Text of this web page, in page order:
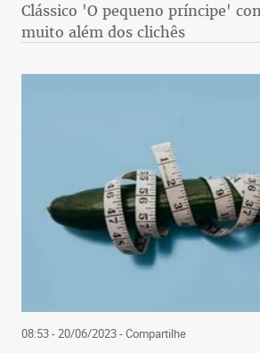
Clássico 'O pequeno príncipe'
muito além dos clichês
08:53 - 20/06/2023- Compartilhe